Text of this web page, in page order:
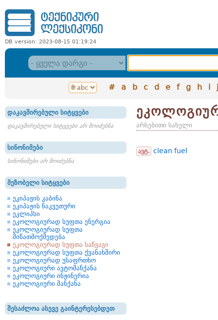
DB version: 2023-08-15 01:19:24
# a b c d e f g h i j
დაკავშირებული სიტყვები
დაკავშირებული სიტყვები არ მოიძებნა
სინონიმები
სინონიმები არ მოიძებნა
მეზობელი სიტყვები
ეკიპაჟის კაბინა
ეკიპაჟის ნაკვეთური
ეკლიპსი
ეკოლოგიურად სუფთა ენერგია
ეკოლოგიურად სუფთა
მიწათმოქმედება
ეკოლოგიურად სუფთა საწვავი
ეკოლოგიურად სუფთა ქვანახშირი
ეკოლოგიურად უსაფრთხო
ეკოლოგიური ავტომანქანა
ეკოლოგიური ინჟინერია
ეკოლოგიური მანქანა
შესაძლოა ასევე გაინტერესებდეთ
არსებითი სახელი
ავტ. clean fuel